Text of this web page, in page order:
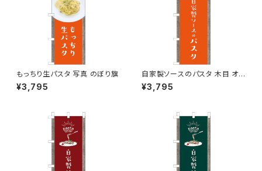
もっちり生パスタ 写真 のぼり旗
¥3,795
自家製ソースのパスタ 木目 オレ
ンジ のぼり旗
¥3,795